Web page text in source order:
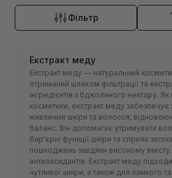
Фільтр
Екстракт меду
Екстракт меду — натуральний
отриманий шляхом фільтрації та
інгредієнтів з бджолиного нектару.
косметики, екстракт меду забезпечує
живлення шкіри та волосся,
баланс. Він допомагає утримувати
бар'єрні функції шкіри та сприяє
пошкоджень завдяки високому вмісту
антиоксидантів. Екстракт меду
чутливої ​​шкіри, а також для ламкого